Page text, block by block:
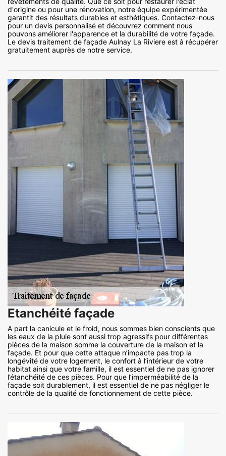
d'origine ou pour une rénovation, notre équipe expérimentée
garantit des résultats durables et esthétiques. Contactez-nous
pour un devis personnalisé et découvrez comment nous
pouvons améliorer l'apparence et la durabilité de votre façade.
Le devis traitement de façade Aulnay La Riviere est à récupérer
gratuitement auprès de notre service.
Etanchéité façade
A part la canicule et le froid, nous sommes bien conscients que
les eaux de la pluie sont aussi trop agressifs pour différentes
pièces de la maison somme la couverture de la maison et la
façade. Et pour que cette attaque n’impacte pas trop la
longévité de votre logement, le confort à l’intérieur de votre
habitat ainsi que votre famille, il est essentiel de ne pas ignorer
l’étanchéité de ces pièces. Pour que l’imperméabilité de la
façade soit durablement, il est essentiel de ne pas négliger le
contrôle de la qualité de fonctionnement de cette pièce.